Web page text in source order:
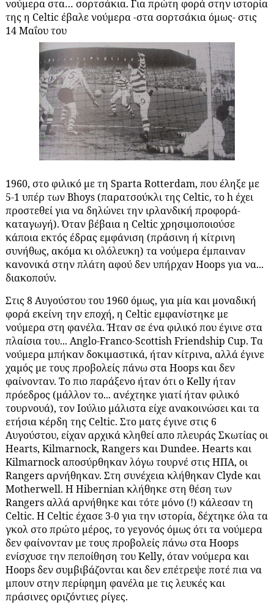
νούμερα στα… σορτσάκια. Για πρώτη φορά στην ιστορία
της η Celtic έβαλε νούμερα -στα σορτσάκια όμως- στις
14 Μαΐου του
1960, στο φιλικό με τη Sparta Rotterdam, που έληξε με
5-1 υπέρ των Bhoys (παρατσούκλι της Celtic, το h έχει
προστεθεί για να δηλώνει την ιρλανδική προφορά-
καταγωγή).Όταν βέβαια η Celtic χρησιμοποιούσε
κάποια εκτός έδρας εμφάνιση (πράσινη ή κίτρινη
συνήθως, ακόμα κι ολόλευκη) τα νούμερα έμπαιναν
κανονικά στην πλάτη αφού δεν υπήρχαν Hoops για να...
διακοπούν.
Στις 8 Αυγούστου του 1960 όμως, για μία και μοναδική
φορά εκείνη την εποχή, η Celticεμφανίστηκε με
νούμερα στη φανέλα. Ήταν σε ένα φιλικό που έγινε στα
πλαίσια του... Anglo-Franco-Scottish Friendship Cup. Τα
νούμερα μπήκαν δοκιμαστικά, ήταν κίτρινα, αλλά έγινε
χαμός με τους προβολείς πάνω στα Hoops και δεν
φαίνονταν. Το πιο παράξενο ήταν ότι ο Kelly ήταν
πρόεδρος (μάλλον το... ανέχτηκε γιατί ήταν φιλικό
τουρνουά), τον Ιούλιο μάλιστα είχε ανακοινώσει και τα
ετήσια κέρδη της Celtic. Στο ματς έγινε στις 6
Αυγούστου, είχαν αρχικά κληθεί απo πλευράς Σκωτίας οι
Hearts, Kilmarnock, Rangers και Dundee. Hearts και
Kilmarnock αποσύρθηκαν λόγω τουρνέ στις ΗΠΑ, οι
Rangers αρνήθηκαν. Στη συνέχεια κλήθηκαν Clyde και
Motherwell. Η Hibernian κλήθηκε στη θέση των
Rangers αλλά αρνήθηκε και τότε μόνο (!) κάλεσαν τη
Celtic. H Celtic έχασε 3-0 για την ιστορία, δέχτηκε όλα τα
γκολ στο πρώτο μέρος, το γεγονός όμως ότι τα νούμερα
δεν φαίνονταν με τους προβολείς πάνω σταHoops
ενίσχυσε την πεποίθηση τουKelly, όταν νούμερα και
Hoopsδεν συμβιβάζονται και δεν επέτρεψε ποτέ πια να
μπουν στην περίφημη φανέλα με τις λευκές και
πράσινες οριζόντιες ρίγες.